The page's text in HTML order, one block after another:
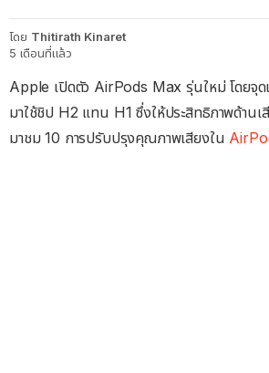
โดย Thitirath Kinaret
5 เดือนที่แล้ว
Apple เปิดตัว AirPods Max รุ่นใหม่ โดยจุด
มาใช้ชิป H2 แทน H1 ซึ่งให้ประสิทธิภาพด้านเ
มาชม 10 การปรับปรุงคุณภาพเสียงใน